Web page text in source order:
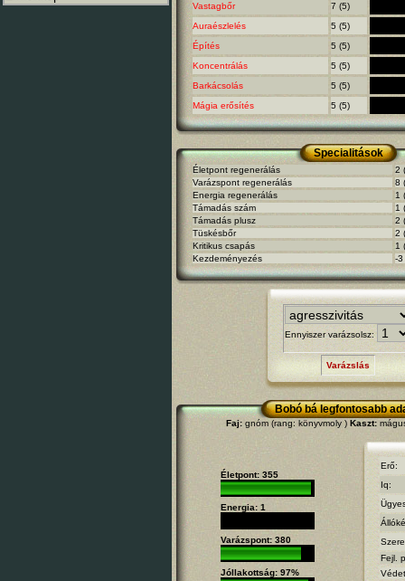
Vastagbőr
7 (5)
Auraészlelés
5 (5)
Építés
5 (5)
Koncentrálás
5 (5)
Barkácsolás
5 (5)
Mágia erősítés
5 (5)
Specialitások
Életpont regenerálás
2
Varázspont regenerálás
8
Energia regenerálás
1
Támadás szám
1
Támadás plusz
2
Tüskésbőr
2
Kritikus csapás
1
Kezdeményezés
-3
Ennyiszer varázsolsz:
Varázslás
Bobó bá legfontosabb
Faj: gnóm (rang: könyvmoly ) Kaszt:
Életpont: 355
Energia: 1
Varázspont: 380
Jóllakottság: 97%
Erő:
Iq:
Fejl.